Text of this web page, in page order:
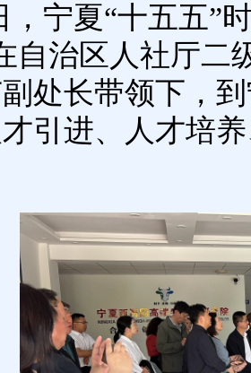
，宁夏“十五五”
自治区人社厅二
处长带领下，
引进、人才培